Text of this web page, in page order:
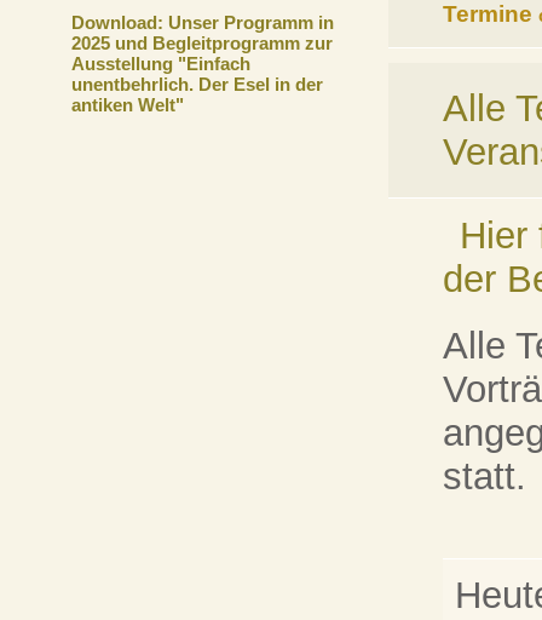
Download: Unser Programm in
2025 und Begleitprogramm zur
Ausstellung "Einfach
unentbehrlich. Der Esel in der
antiken Welt"
Termine
Alle
Hier
der
Alle
statt.